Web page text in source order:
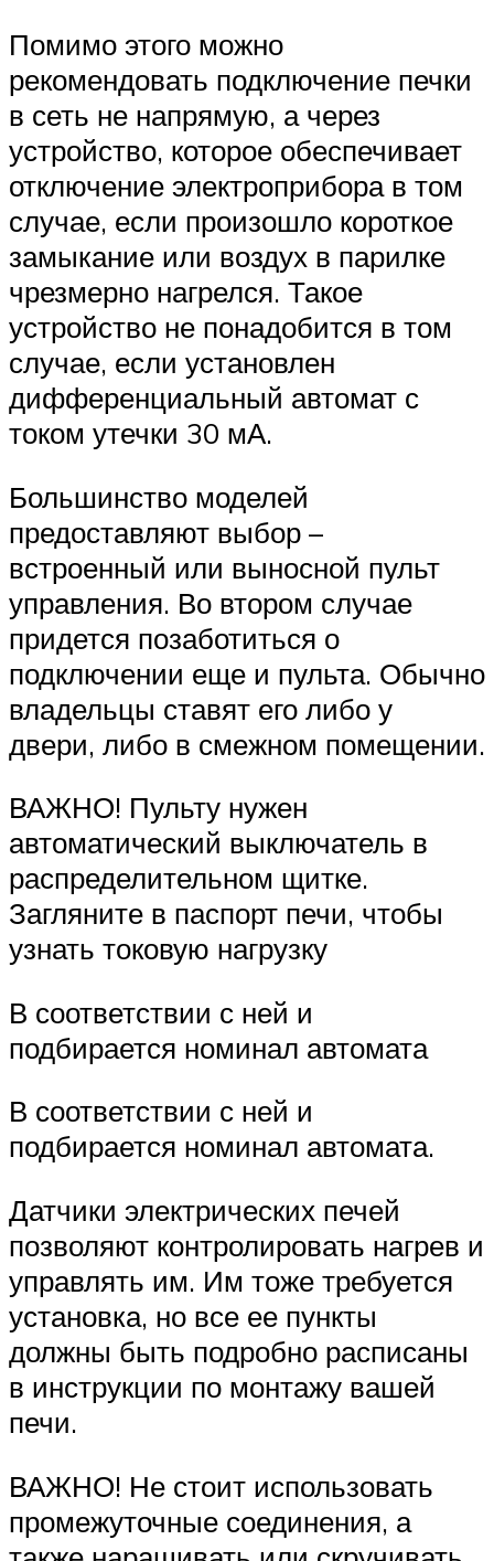
Помимо этого можно
рекомендовать подключение печки
в сеть не напрямую, а через
устройство, которое обеспечивает
отключение электроприбора в том
случае, если произошло короткое
замыкание или воздух в парилке
чрезмерно нагрелся. Такое
устройство не понадобится в том
случае, если установлен
дифференциальный автомат с
током утечки 30 мА.
Большинство моделей
предоставляют выбор –
встроенный или выносной пульт
управления. Во втором случае
придется позаботиться о
подключении еще и пульта. Обычно
владельцы ставят его либо у
двери, либо в смежном помещении.
ВАЖНО! Пульту нужен
автоматический выключатель в
распределительном щитке.
Загляните в паспорт печи, чтобы
узнать токовую нагрузку
В соответствии с ней и
подбирается номинал автомата
В соответствии с ней и
подбирается номинал автомата.
Датчики электрических печей
позволяют контролировать нагрев и
управлять им. Им тоже требуется
установка, но все ее пункты
должны быть подробно расписаны
в инструкции по монтажу вашей
печи.
ВАЖНО! Не стоит использовать
промежуточные соединения, а